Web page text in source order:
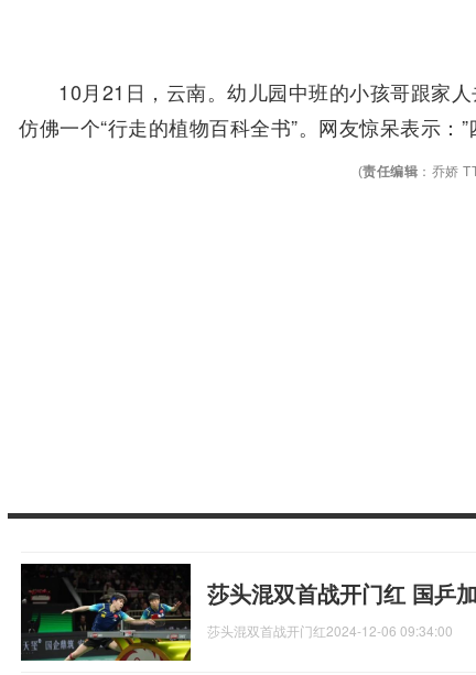
10月21日，云南。幼儿园中班的小孩哥跟家
仿佛一个“行走的植物百科全书”。网友惊呆表示：”
(责任编辑 ：乔娇
莎头混双首战开门红 国乒
莎头混双首战开门红2024-12-06 09:34:00